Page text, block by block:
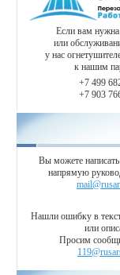
Если вам нужна
или
у нас
к нашим
+7 499
+7 903
Вы можете
напрямую
Нашли ошибку в
или
Просим